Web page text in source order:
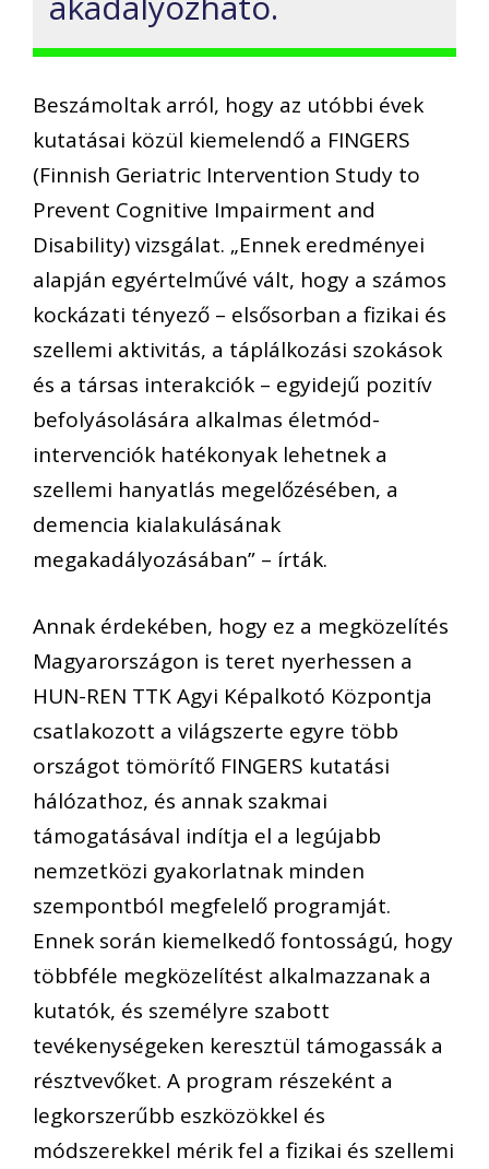
Beszámoltak arról, hogy az utóbbi évek
kutatásai közül kiemelendő a FINGERS
(Finnish Geriatric Intervention Study to
Prevent Cognitive Impairment and
Disability) vizsgálat. „Ennek eredményei
alapján egyértelművé vált, hogy a számos
kockázati tényező – elsősorban a fizikai és
szellemi aktivitás, a táplálkozási szokások
és a társas interakciók – egyidejű pozitív
befolyásolására alkalmas életmód-
intervenciók hatékonyak lehetnek a
szellemi hanyatlás megelőzésében, a
demencia kialakulásának
megakadályozásában” – írták.
Annak érdekében, hogy ez a megközelítés
Magyarországon is teret nyerhessen a
HUN-REN TTK Agyi Képalkotó Központja
csatlakozott a világszerte egyre több
országot tömörítő FINGERS kutatási
hálózathoz, és annak szakmai
támogatásával indítja el a legújabb
nemzetközi gyakorlatnak minden
szempontból megfelelő programját.
Ennek során kiemelkedő fontosságú, hogy
többféle megközelítést alkalmazzanak a
kutatók, és személyre szabott
tevékenységeken keresztül támogassák a
résztvevőket. A program részeként a
legkorszerűbb eszközökkel és
módszerekkel mérik fel a fizikai és szellemi